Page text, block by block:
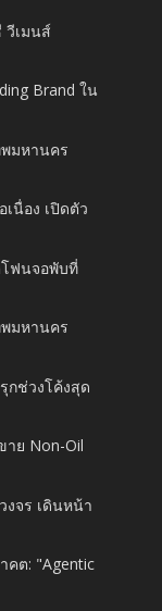
วีเมนส์
Brand ใน
มหานคร
นื่อง เปิดตัว
โฟนจอพับที่
มหานคร
กช่วงโค้งสุด
าย Non-Oil
งจร เดินหน้า
คต: "Agentic